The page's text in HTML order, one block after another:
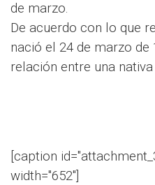
de marzo.
De acuerdo con lo que
nació el 24 de marzo
relación entre una
[caption
width="652"]